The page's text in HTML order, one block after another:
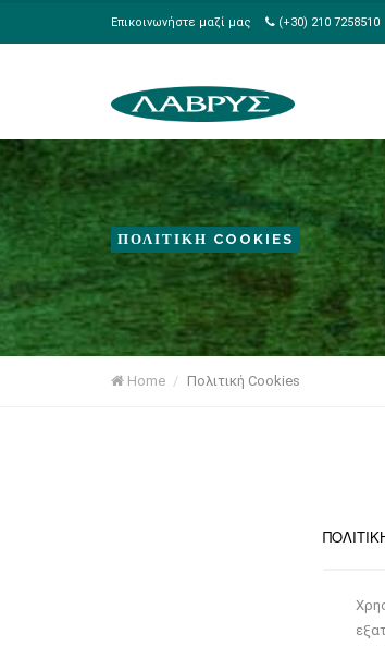
Επικοινωνήστε μαζί μας (+30) 210 7258510
ΠΟΛΙΤΙΚΗ COOKIES
Home Πολιτική Cookies